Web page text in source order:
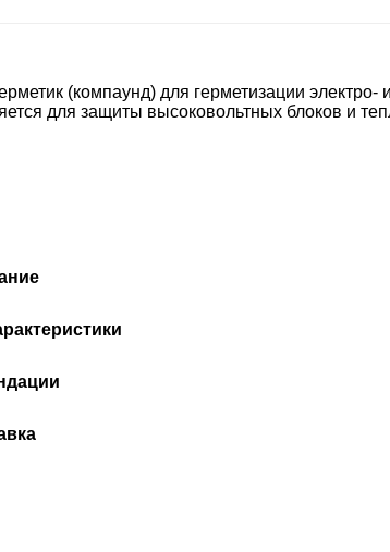
(компаунд) для герметизации
для защиты высоковольтных блоков и